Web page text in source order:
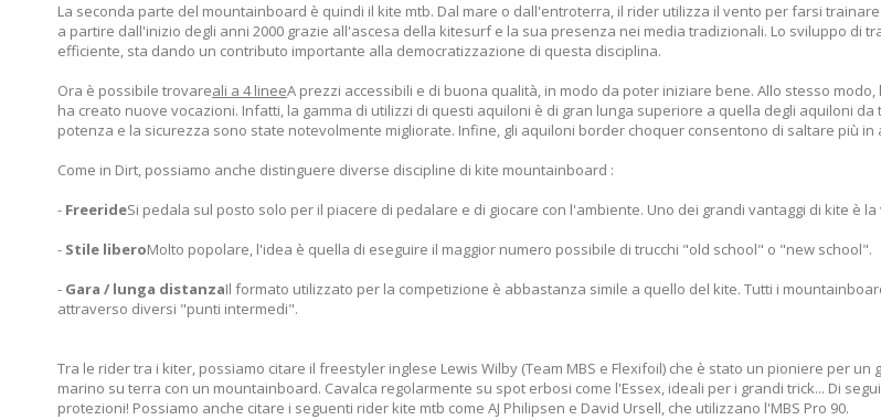
La seconda parte del mountainboard è quindi il kite mtb. Dal mare o dall'entroterra, il rider utilizza il vento per farsi
a partire dall'inizio degli anni 2000 grazie all'ascesa della kitesurf e la sua presenza nei media tradizionali. Lo sviluppo di
efficiente, sta dando un contributo importante alla democratizzazione di questa disciplina.
Ora è possibile trovareali a 4 lineeA prezzi accessibili e di buona qualità, in modo da poter iniziare bene. Allo stesso modo,
ha creato nuove vocazioni. Infatti, la gamma di utilizzi di questi aquiloni è di gran lunga superiore a quella degli aquiloni
potenza e la sicurezza sono state notevolmente migliorate. Infine, gli aquiloni border choquer consentono di saltare più
Come in Dirt, possiamo anche distinguere diverse discipline di kite mountainboard :
- FreerideSi pedala sul posto solo per il piacere di pedalare e di giocare con l'ambiente. Uno dei grandi vantaggi di kite è
- Stile liberoMolto popolare, l'idea è quella di eseguire il maggior numero possibile di trucchi "old school" o "new school".
- Gara / lunga distanzaIl formato utilizzato per la competizione è abbastanza simile a quello del kite. Tutti i
attraverso diversi "punti intermedi".
Tra le rider tra i kiter, possiamo citare il freestyler inglese Lewis Wilby (Team MBS e Flexifoil) che è stato un pioniere per
marino su terra con un mountainboard. Cavalca regolarmente su spot erbosi come l'Essex, ideali per i grandi trick... Di
protezioni! Possiamo anche citare i seguenti rider kite mtb come AJ Philipsen e David Ursell, che utilizzano l'MBS Pro 90.